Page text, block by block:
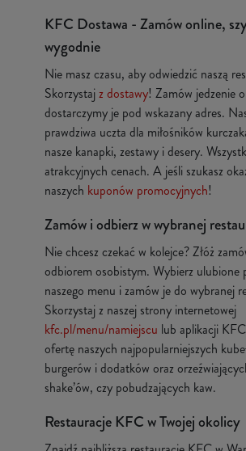
KFC Dostawa - Zamów online,
wygodnie
Nie masz czasu, aby odwiedzić naszą
Skorzystajz dostawy! Zamów jedzenie
dostarczymy je pod wskazany adres.
prawdziwa uczta dla miłośników
nasze kanapki, zestawy i desery.
atrakcyjnych cenach. A jeśli szukasz
naszych kuponów promocyjnych!
Zamów i odbierz w wybranej
Nie chcesz czekać w kolejce? Złóż
odbiorem osobistym. Wybierz ulubione
naszego menu i zamów je do wybranej
Skorzystaj z naszej strony internetowej
kfc.pl/menu/namiejscu lub aplikacji
ofertę naszych najpopularniejszych
burgerów i dodatków oraz
shake’ów, czy pobudzających kaw.
Restauracje KFC w Twojej okolicy